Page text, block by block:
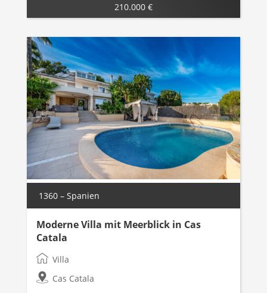
210.000 €
1360 – Spanien
Moderne Villa mit Meerblick in Cas
Catala
Villa
Cas Catala